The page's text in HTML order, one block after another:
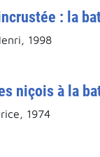
: la
1998
niçois à la
1974